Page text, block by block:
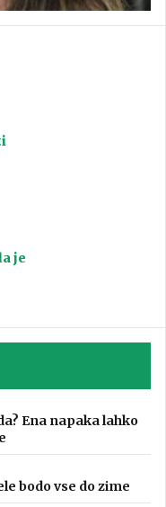
je
Ena napaka lahko
bodo vse do zime